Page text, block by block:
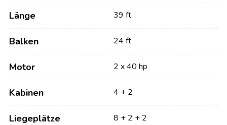
Länge 39 ft
Balken 24 ft
Motor 2 x 40 hp
Kabinen 4 + 2
Liegeplätze 8 + 2 + 2